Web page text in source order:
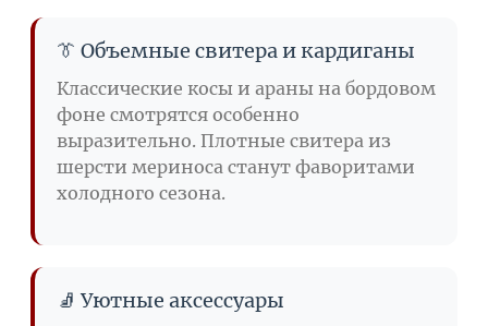
👔 Объемные свитера и кардиганы
Классические косы и араны на бордовом
фоне смотрятся особенно
выразительно. Плотные свитера из
шерсти мериноса станут фаворитами
холодного сезона.
🧦 Уютные аксессуары